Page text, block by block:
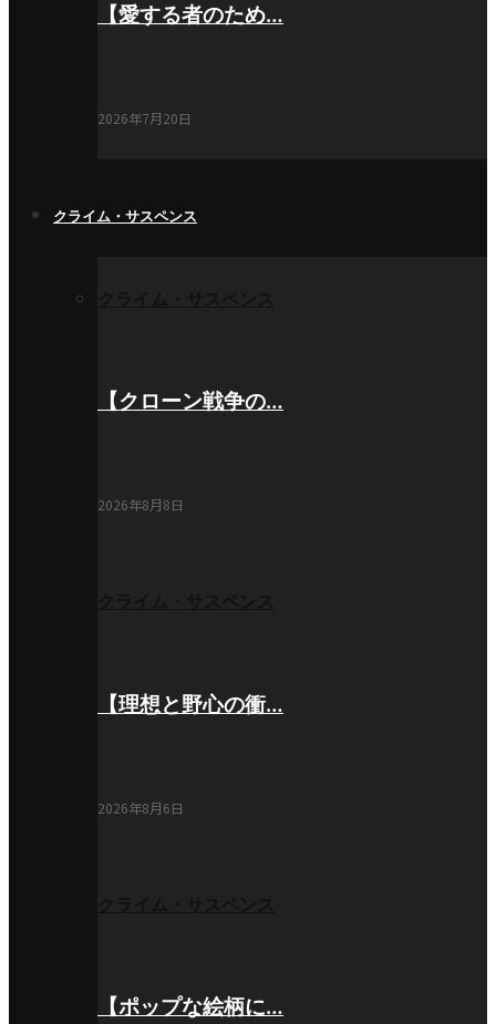
【愛する者のため…
2026年7月20日
クライム・サスペンス
【クローン戦争の…
2026年8月8日
【理想と野心の衝…
2026年8月6日
【ポップな絵柄に…